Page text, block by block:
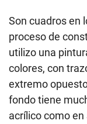
Son cuadros en
proceso de
utilizo una
colores, con
extremo
fondo tiene
acrílico como en